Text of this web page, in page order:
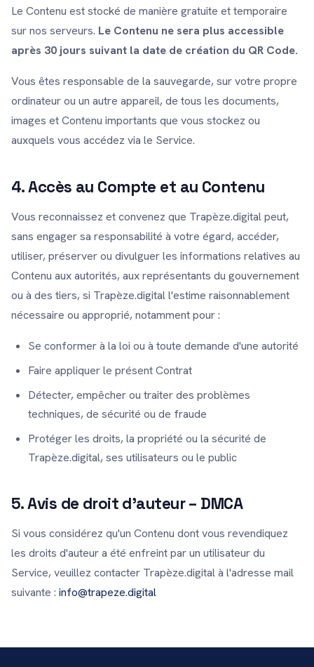
Le Contenu est stocké de manière gratuite et temporaire
sur nos serveurs. Le Contenu ne sera plus accessible
après 30 jours suivant la date de création du QR Code.
Vous êtes responsable de la sauvegarde, sur votre propre
ordinateur ou un autre appareil, de tous les documents,
images et Contenu importants que vous stockez ou
auxquels vous accédez via le Service.
4. Accès au Compte et au Contenu
Vous reconnaissez et convenez que Trapèze.digital peut,
sans engager sa responsabilité à votre égard, accéder,
utiliser, préserver ou divulguer les informations relatives au
Contenu aux autorités, aux représentants du gouvernement
ou à des tiers, si Trapèze.digital l'estime raisonnablement
nécessaire ou approprié, notamment pour :
Se conformer à la loi ou à toute demande d'une autorité
Faire appliquer le présent Contrat
Détecter, empêcher ou traiter des problèmes
techniques, de sécurité ou de fraude
Protéger les droits, la propriété ou la sécurité de
Trapèze.digital, ses utilisateurs ou le public
5. Avis de droit d'auteur – DMCA
Si vous considérez qu'un Contenu dont vous revendiquez
les droits d'auteur a été enfreint par un utilisateur du
Service, veuillez contacter Trapèze.digital à l'adresse mail
suivante : info@trapeze.digital